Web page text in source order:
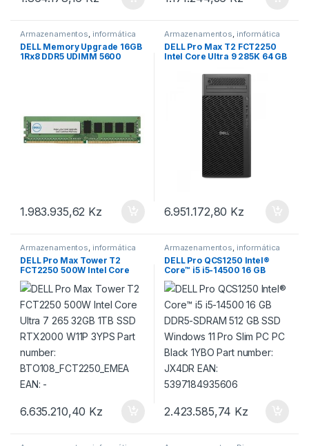
Armazenamentos, informática
DELL Memory Upgrade 16GB
1Rx8 DDR5 UDIMM 5600
1.983.935,62 Kz
Armazenamentos, informática
DELL Pro Max T2 FCT2250
Intel Core Ultra 9 285K 64 GB
Windows 11 Pro Tower PC
Black 3YBO Part number:
FPT01 EAN: 5397184936917
6.951.172,80 Kz
Armazenamentos, informática
DELL Pro Max Tower T2
FCT2250 500W Intel Core
Ultra 7 265 32GB 1TB SSD
RTX2000 W11P 3YPS Part
number:
BTO108_FCT2250_EMEA
EAN: –
6.635.210,40 Kz
Armazenamentos, informática
DELL Pro QCS1250 Intel®
Core™ i5 i5-14500 16 GB
DDR5-SDRAM 512 GB SSD
Windows 11 Pro Slim PC PC
Black 1YBO Part number:
JX4DR EAN: 5397184935606
2.423.585,74 Kz